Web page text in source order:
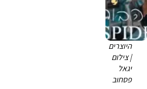
היוצרים
| צילום
יגאל
פסחוב